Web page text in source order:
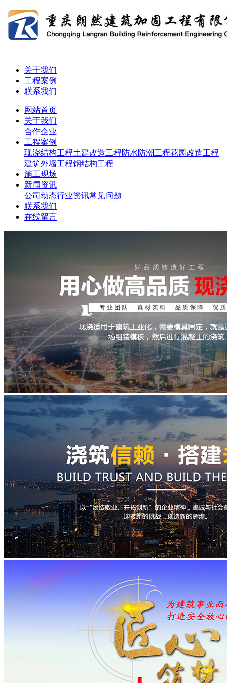
关于我们
工程案例
联系我们
网站首页
关于我们
合作企业
工程案例
现浇结构工程土建改造工程防水防潮工程花园改造工程
建筑外墙工程钢结构工程
施工现场
新闻资讯
公司动态行业资讯常见问题
联系我们
在线留言